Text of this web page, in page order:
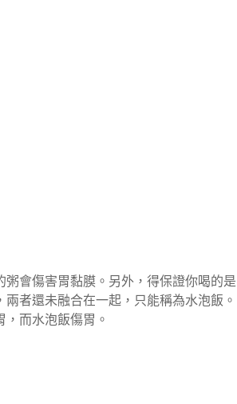
會傷害胃黏膜。另外，得保證你喝的是
者還未融合在一起，只能稱為水泡飯。
而水泡飯傷胃。